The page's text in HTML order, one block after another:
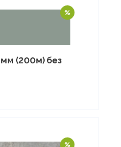
(200м) без